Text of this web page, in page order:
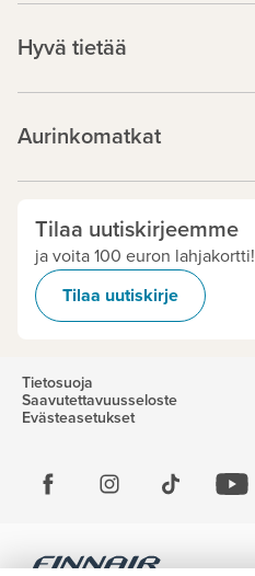
Hyvä tietää
Aurinkomatkat
Tilaa uutiskirjeemme
ja voita 100 euron lahjakortti!
Tilaa uutiskirje
Tietosuoja
Saavutettavuusseloste
Evästeasetukset